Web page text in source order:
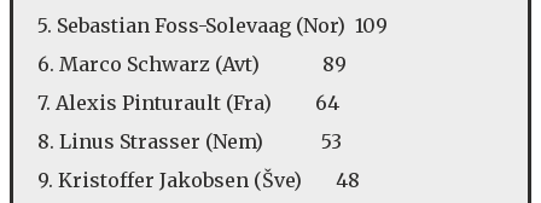
5. Sebastian Foss-Solevaag (Nor) 109
6. Marco Schwarz (Avt) 89
7. Alexis Pinturault (Fra) 64
8. Linus Strasser (Nem) 53
9. Kristoffer Jakobsen (Šve) 48